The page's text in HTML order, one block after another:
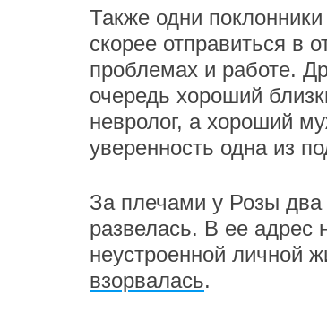
Также одни
скорее отправиться в
проблемах и работе.
очередь хороший
невролог, а хороший
уверенность одна из
За плечами у Розы
развелась. В ее адрес
неустроенной личной
взорвалась.